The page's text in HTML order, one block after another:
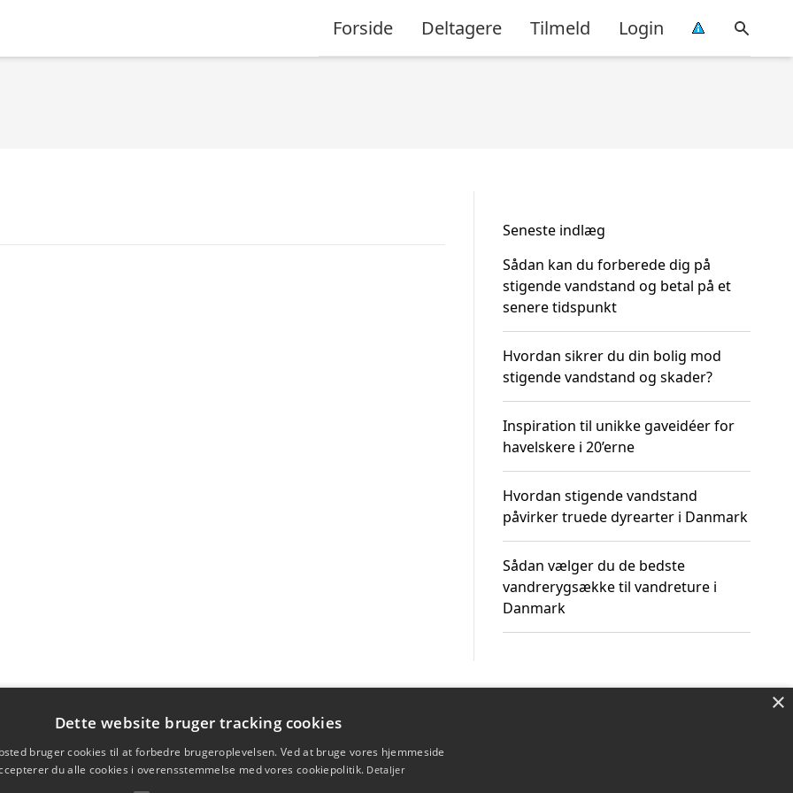
Forside Deltagere Tilmeld Login
Seneste indlæg
Sådan kan du forberede dig på
stigende vandstand og betal på et
senere tidspunkt
Hvordan sikrer du din bolig mod
stigende vandstand og skader?
Inspiration til unikke gaveidéer for
havelskere i 20’erne
Hvordan stigende vandstand
påvirker truede dyrearter i Danmark
Sådan vælger du de bedste
vandrerygsække til vandreture i
Danmark
×
Dette website bruger tracking cookies
bruger cookies til at forbedre brugeroplevelsen. Ved at bruge vores hjemmeside
du alle cookies i overensstemmelse med vores cookiepolitik. Detaljer